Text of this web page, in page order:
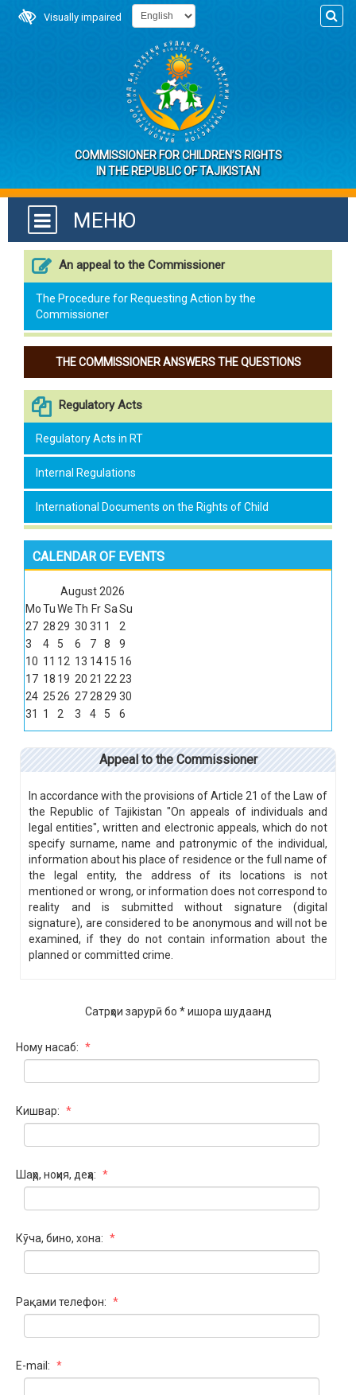
Visually impaired
COMMISSIONER FOR CHILDREN’S RIGHTS
IN THE REPUBLIC OF TAJIKISTAN
МЕНЮ
An appeal to the Commissioner
The Procedure for Requesting Action by the
Commissioner
THE COMMISSIONER ANSWERS THE QUESTIONS
Regulatory Acts
Regulatory Acts in RT
Internal Regulations
International Documents on the Rights of Child
CALENDAR OF EVENTS
August2026
MoTuWeTh Fr SaSu
27 2829 30 31 1
2
3
4 5 6 7 8
9
10 11 12 13 1415 16
17 18 19 20 21 2223
24 2526 272829 30
31
1 2 3 4 5 6
Appeal to the Commissioner
In accordance with the provisions of Article 21 of the Law of
the Republic of Tajikistan "On appeals of individuals and
legal entities", written and electronic appeals, which do not
specify surname, name and patronymic of the individual,
information about his place of residence or the full name of
the legal entity, the address of its locations is not
mentioned or wrong, or information does not correspond to
reality and is submitted without signature (digital
signature), are considered to be anonymous and will not be
examined, if they do not contain information about the
planned or committed crime.
Сатрҳои зарурӣ бо * ишора шудаанд
Ному насаб: *
Кишвар: *
Шаҳр, ноҳия, деҳа: *
Кӯча, бино, хона: *
Рақами телефон: *
E-mail: *